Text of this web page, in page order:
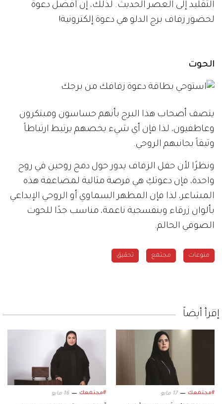
التقليد إلى العصر الحديث. لذلك، إن أفضل دعوة
لحضور زفاف برج الدلو هي دعوة إلكترونية!
الحوت
يتصف أصحاب هذا البرج بأنهم حساسون ومبتكرون
وعاطفيون، لذا فإن أي شيء يخصهم يرتبط ارتباطاً
وثيقاً بجانبهم الروحي.
ونظرًا لأن حفل الزفاف يدور حول دمج روحين في روح
واحدة، فإن دعوتكِ هي فرصة مثالية لمضاعفة هذه
المشاعر، لذا فإن المظهر السماوي أو الروحي الإبداعي
بألوان زرقاء وبنفسجية ناعمة، مناسب جدًا للحوت
الصوفي الحالم.
منوعات مجتمع تحقيق
إقرأ أيضاً
#مجتمعك 17 مايو #مجتمعك 16 مايو